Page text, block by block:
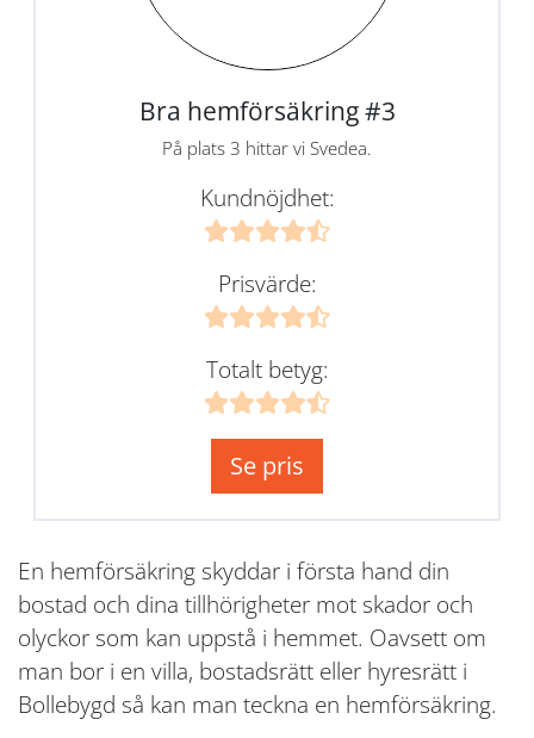
Bra hemförsäkring #3
På plats 3 hittar vi Svedea.
Kundnöjdhet:
Prisvärde:
Totalt betyg:
Se pris
En hemförsäkring skyddar i första hand din
bostad och dina tillhörigheter mot skador och
olyckor som kan uppstå i hemmet. Oavsett om
man bor i en villa, bostadsrätt eller hyresrätt i
Bollebygd så kan man teckna en hemförsäkring.